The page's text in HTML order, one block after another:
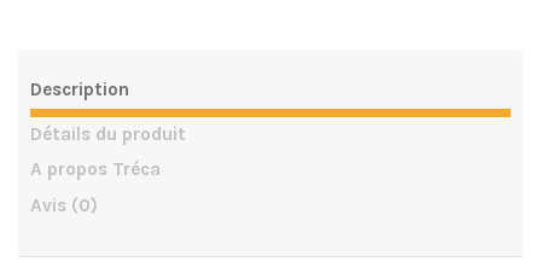
Description
Détails du produit
A propos Tréca
Avis (0)